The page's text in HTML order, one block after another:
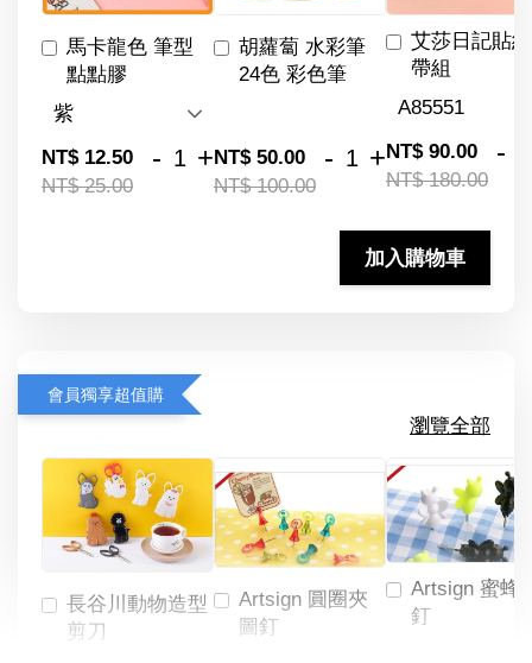
馬卡龍色 筆型
點點膠
NT$ 12.50
NT$ 25.00
- +
胡蘿蔔 水彩筆
24色 彩色筆
NT$ 50.00
NT$ 100.00
- +
艾莎日記貼
帶組
NT$ 90.00
NT$ 180.00
-
加入購物車
會員獨享超值購
瀏覽全部
長谷川動物造型
剪刀
Artsign 圓圈夾
圖釘
Artsign 蜜蜂
釘